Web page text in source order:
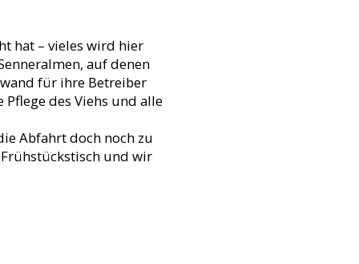
hat – vieles wird hier
auf denen
für ihre Betreiber
des Viehs und alle
Abfahrt doch noch zu
und wir